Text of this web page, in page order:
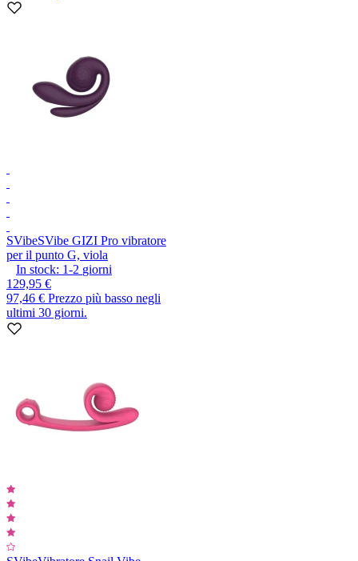
SVibeSVibe GIZI Pro vibratore
per il punto G, viola
In stock: 1-2 giorni
129,95 €
97,46 € Prezzo più basso negli
ultimi 30 giorni.